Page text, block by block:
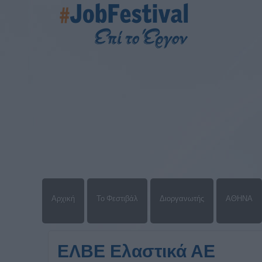
Αρχική Το Φεστιβάλ Διοργανωτής ΑΘΗΝΑ
ΕΛΒΕ Ελαστικά ΑΕ